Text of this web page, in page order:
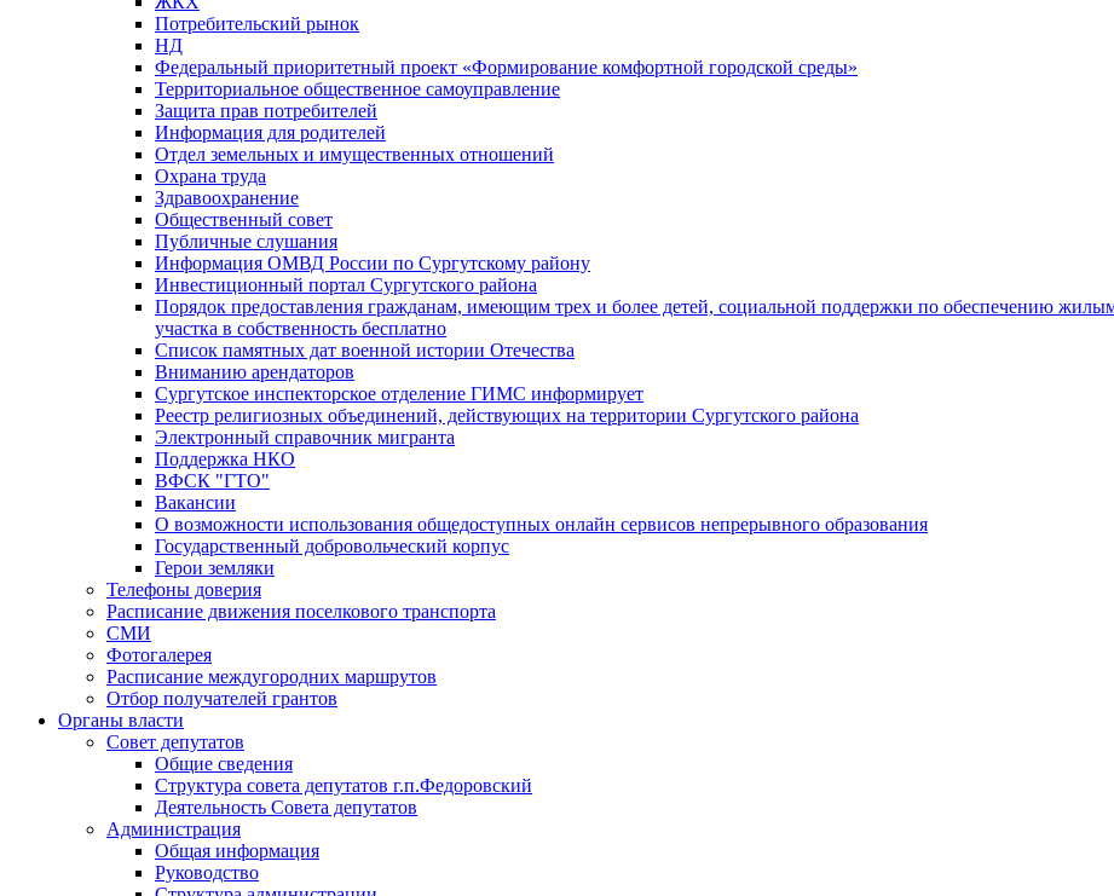
Потребительский рынок
НД
Федеральный приоритетный проект «Формирование комфортной городской среды»
Территориальное общественное самоуправление
Защита прав потребителей
Информация для родителей
Отдел земельных и имущественных отношений
Охрана труда
Здравоохранение
Общественный совет
Публичные слушания
Информация ОМВД России по Сургутскому району
Инвестиционный портал Сургутского района
Порядок предоставления гражданам, имеющим трех и более детей, социальной поддержки по обеспечению
участка в собственность бесплатно
Список памятных дат военной истории Отечества
Вниманию арендаторов
Сургутское инспекторское отделение ГИМС информирует
Реестр религиозных объединений, действующих на территории Сургутского района
Электронный справочник мигранта
Поддержка НКО
ВФСК "ГТО"
Вакансии
О возможности использования общедоступных онлайн сервисов непрерывного образования
Государственный добровольческий корпус
Герои земляки
Телефоны доверия
Расписание движения поселкового транспорта
СМИ
Фотогалерея
Расписание междугородних маршрутов
Отбор получателей грантов
Органы власти
Совет депутатов
Общие сведения
Структура совета депутатов г.п.Федоровский
Деятельность Совета депутатов
Администрация
Общая информация
Руководство